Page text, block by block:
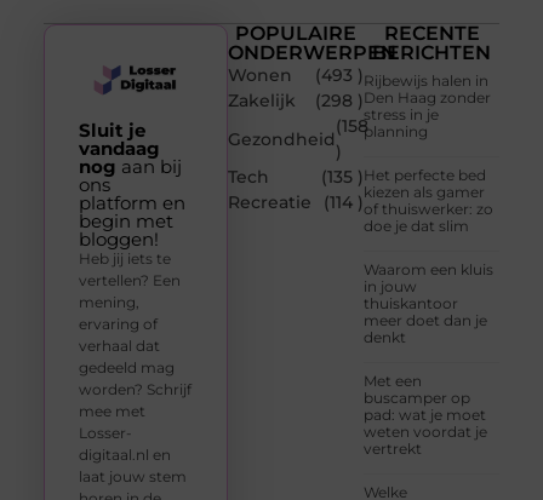
POPULAIRE
ONDERWERPEN
Wonen
(493 )
Zakelijk
(298 )
Gezondheid
(158
)
Tech
(135 )
Recreatie
(114 )
RECENTE
BERICHTEN
Rijbewijs halen in
Den Haag zonder
stress in je
planning
Het perfecte bed
kiezen als gamer
of thuiswerker: zo
doe je dat slim
Waarom een kluis
in jouw
thuiskantoor
meer doet dan je
denkt
Met een
buscamper op
pad: wat je moet
weten voordat je
vertrekt
Welke
Sluit je
vandaag
nog aan bij
ons
platform en
begin met
bloggen!
Heb jij iets te
vertellen? Een
mening,
ervaring of
verhaal dat
gedeeld mag
worden? Schrijf
mee met
Losser-
digitaal.nl en
laat jouw stem